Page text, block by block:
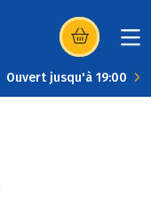
(s’ouvre dans
Ouvert jusqu'à 19:00